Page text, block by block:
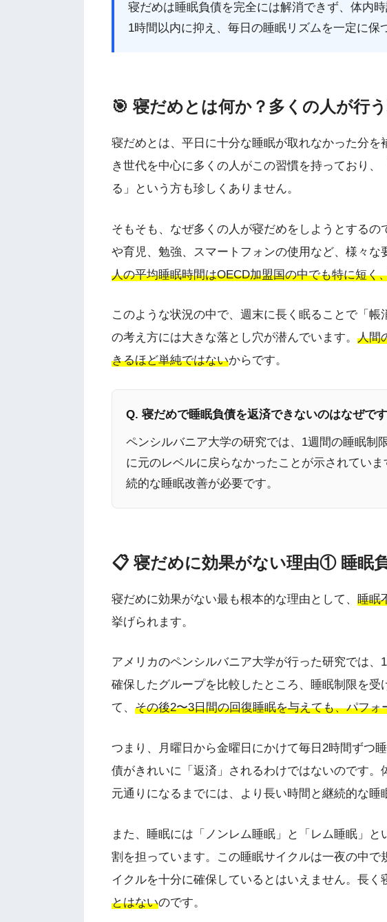
寝だめは睡眠負債を完全には解消できず、体内
1時間以内に抑え、毎日の睡眠リズムを一定に保
🎯 寝だめとは何か？多くの人が行
寝だめとは、平日に十分な睡眠が取れなかった分
き世代を中心に多くの人がこの習慣を持っており
る」という方も珍しくありません。
そもそも、なぜ多くの人が寝だめをしようとする
や育児、勉強、スマートフォンの使用など、様々な
人の平均睡眠時間はOECD加盟国の中でも特に短
このような状況の中で、週末に長く眠ることで「
の考え方には大きな落とし穴が潜んでいます。 人間
きるほど単純ではないからです。
Q. 寝だめで睡眠負債を返済できないのはなぜで
ペンシルバニア大学の研究では、1週間の睡眠制
に元のレベルに戻らなかったことが示されてい
続的な睡眠改善が必要です。
📋 寝だめに効果がない理由① 睡眠
寝だめに効果がない最も根本的な理由として、 睡眠
挙げられます。
アメリカのペンシルバニア大学が行った研究では
確保したグループを比較したところ、睡眠制限を
て、 その後2〜3日間の回復睡眠を与えても、パフ
つまり、月曜日から金曜日にかけて毎日2時間ずつ
債がきれいに「返済」されるわけではないのです
元通りになるまでには、より長い時間と継続的な睡
また、睡眠には「ノンレム睡眠」と「レム睡眠」
割を担っています。この睡眠サイクルは一夜の中
イクルを十分に確保しているとはいえません。長く
とはないのです。